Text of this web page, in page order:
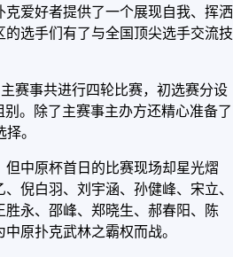
克爱好者提供了一个展现自我、挥洒
选手们有了与全国顶尖选手交流技
赛事共进行四轮比赛，初选赛分设
。除了主赛事主办方还精心准备了
。
中原杯首日的比赛现场却星光熠
倪白羽、刘宇涵、孙健峰、宋立、
永、邵峰、郑晓生、郝春阳、陈
原扑克武林之霸权而战。